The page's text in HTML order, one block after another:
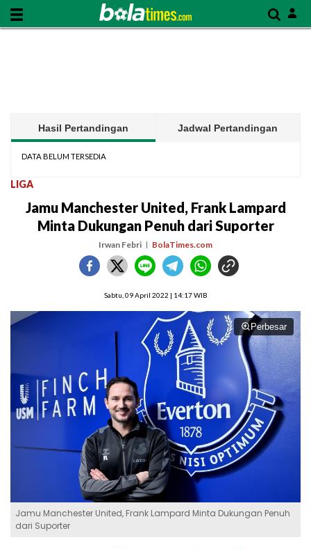
Hasil Pertandingan Jadwal Pertandingan
DATA BELUM TERSEDIA
LIGA
Jamu Manchester United, Frank Lampard
Minta Dukungan Penuh dari Suporter
Irwan Febri BolaTimes.com
Sabtu, 09 April 2022 | 14:17 WIB
Perbesar
Jamu Manchester United, Frank Lampard Minta Dukungan Penuh
dari Suporter